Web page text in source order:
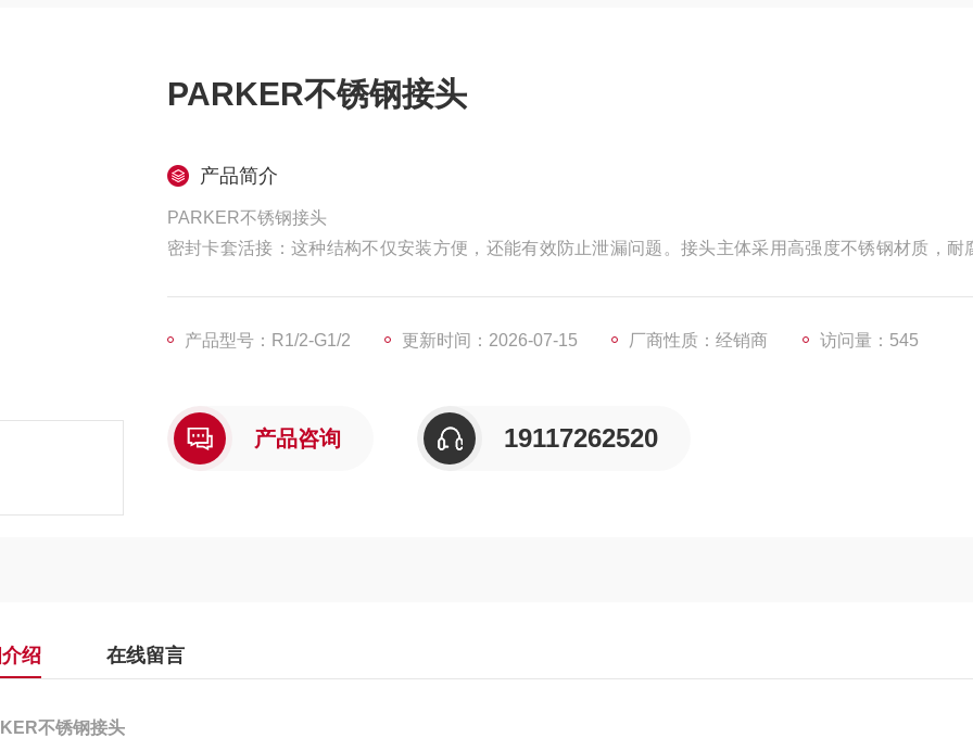
PARKER不锈钢接头
产品简介
PARKER不锈钢接头
密封卡套活接：这种结构不仅安装方便，还能有效防止泄漏问题。接头主体采用高强度不锈钢材质，耐
产品型号：R1/2-G1/2 更新时间：2026-07-15 厂商性质：经销商 访问量：545
产品咨询 19117262520
绍 在线留言
不锈钢接头